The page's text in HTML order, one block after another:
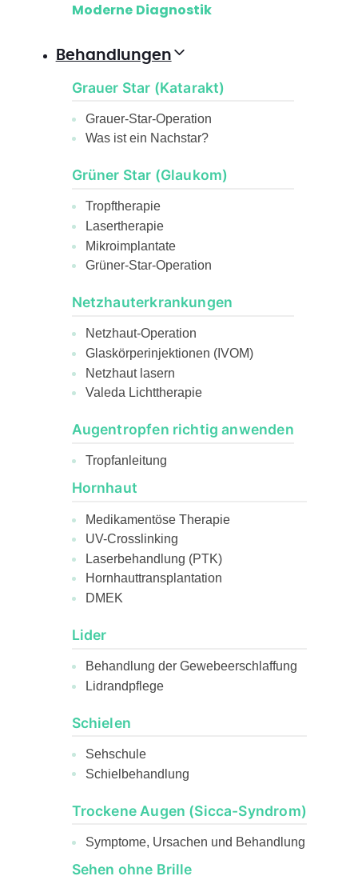
Moderne Diagnostik
Behandlungen
Grauer Star (Katarakt)
Grauer-Star-Operation
Was ist ein Nachstar?
Grüner Star (Glaukom)
Tropftherapie
Lasertherapie
Mikroimplantate
Grüner-Star-Operation
Netzhauterkrankungen
Netzhaut-Operation
Glaskörperinjektionen (IVOM)
Netzhaut lasern
Valeda Lichttherapie
Augentropfen richtig anwenden
Tropfanleitung
Hornhaut
Medikamentöse Therapie
UV-Crosslinking
Laserbehandlung (PTK)
Hornhauttransplantation
DMEK
Lider
Behandlung der Gewebeerschlaffung
Lidrandpflege
Schielen
Sehschule
Schielbehandlung
Trockene Augen (Sicca-Syndrom)
Symptome, Ursachen und Behandlung
Sehen ohne Brille